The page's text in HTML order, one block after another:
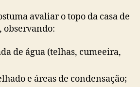
avaliar o topo da casa de
de água (telhas, cumeeira,
e áreas de condensação;